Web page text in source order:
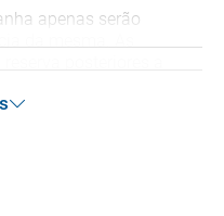
apenas serão
mencionadas.